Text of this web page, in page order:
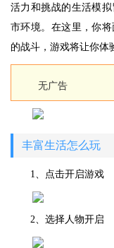
活力和挑战的生活模
市环境。在这里，你
的战斗，游戏将让你体
无广告
丰富生活怎么玩
1、点击开启游戏
2、选择人物开启